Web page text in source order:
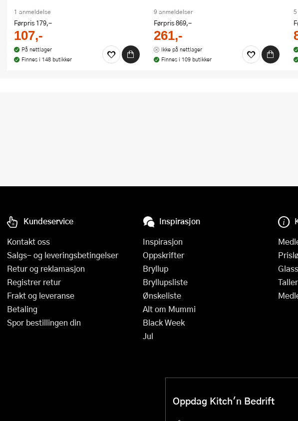
1 anmeldelse
Førpris 179,-
107,-
På nettlager
Finnes i 148 butikker
9 anmeldelser
Førpris869,-
261,-
Ikke på nettlager
Finnes i 109 butikker
Kundeservice
Kontakt oss
Salgs- og leveringsbetingelser
Retur og reklamasjon
Registrer retur
Frakt og leveranse
Betaling
Spor bestillingen din
Inspirasjon
Inspirasjon
Oppskrifter
Bryllup
Bryllupsliste
Ønskeliste
Alt om Mummi
Black Week
Jul
Oppdag Kitch'n Bedrift